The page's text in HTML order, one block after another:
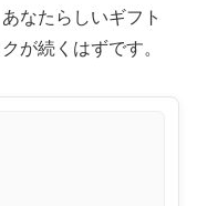
なたらしいギフト
が続くはずです。